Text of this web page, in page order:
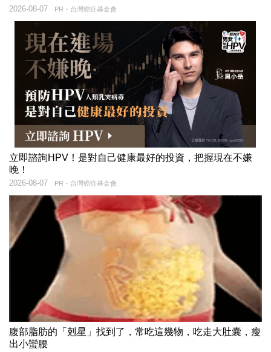
PR・台灣癌症基金會
2026-08-07
立即諮詢HPV！是對自己健康最好的投資，把握現在不嫌
晚！
PR・台灣癌症基金會
2026-08-07
腹部脂肪的「剋星」找到了，常吃這幾物，吃走大肚囊，瘦
出小蠻腰